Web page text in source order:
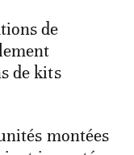
de
de kits
montées